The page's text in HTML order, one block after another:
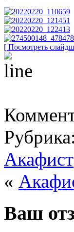
[ Посмотреть
Рубрика:
Акафист
«
Ваш